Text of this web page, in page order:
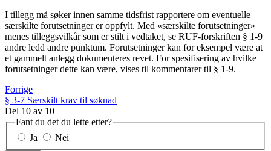
I tillegg må søker innen samme tidsfrist rapportere om eventuelle
særskilte forutsetninger er oppfylt. Med «særskilte forutsetninger»
menes tilleggsvilkår som er stilt i vedtaket, se RUF-forskriften § 1-9
andre ledd andre punktum. Forutsetninger kan for eksempel være at
et gammelt anlegg dokumenteres revet. For spesifisering av hvilke
forutsetninger dette kan være, vises til kommentarer til § 1-9.
Forrige
§ 3-7 Særskilt krav til søknad
Del 10 av 10
Fant du det du lette etter?
Ja
Nei